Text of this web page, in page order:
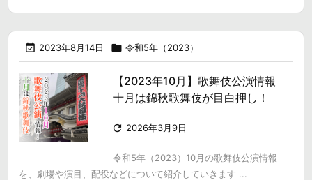
 2023年8月14日  令和5年（2023）
【2023年10月】歌舞伎公演情報
十月は錦秋歌舞伎が目白押し！
 2026年3月9日
令和5年（2023）10月の歌舞伎公演情報
を、劇場や演目、配役などについて紹介していきます ...